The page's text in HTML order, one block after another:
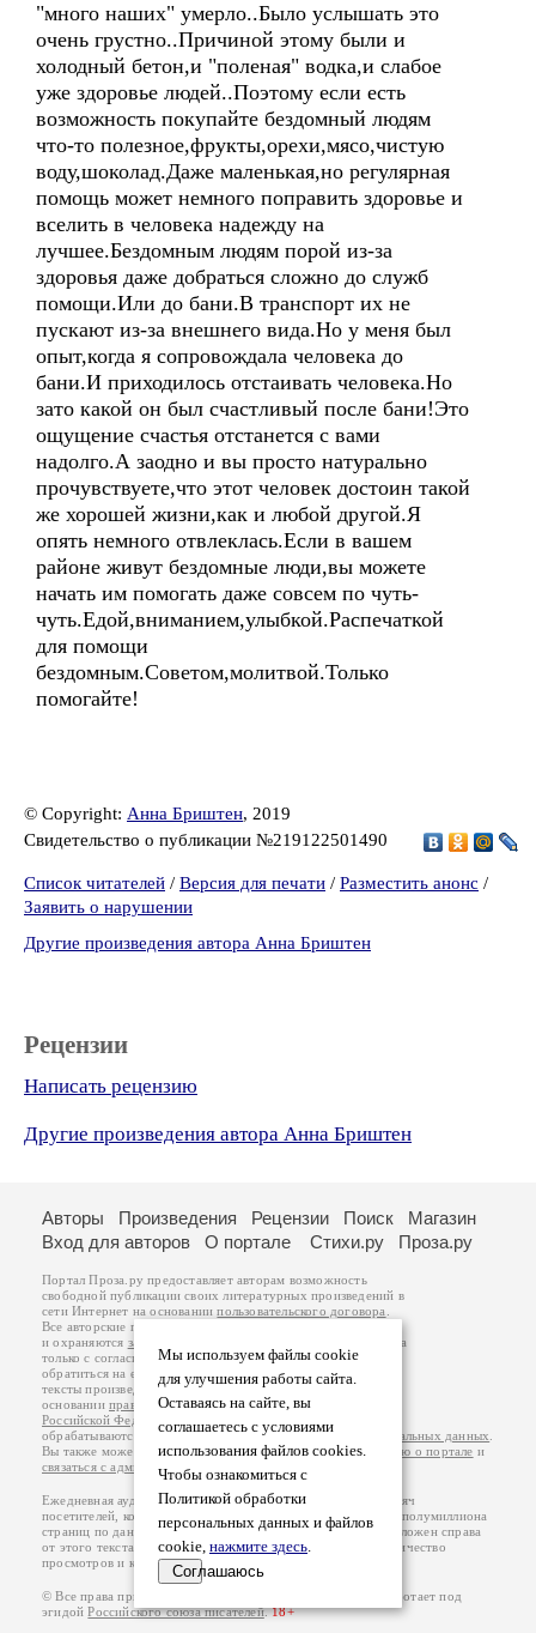
"много наших" умерло..Было услышать это
очень грустно..Причиной этому были и
холодный бетон,и "поленая" водка,и слабое
уже здоровье людей..Поэтому если есть
возможность покупайте бездомный людям
что-то полезное,фрукты,орехи,мясо,чистую
воду,шоколад.Даже маленькая,но регулярная
помощь может немного поправить здоровье и
вселить в человека надежду на
лучшее.Бездомным людям порой из-за
здоровья даже добраться сложно до служб
помощи.Или до бани.В транспорт их не
пускают из-за внешнего вида.Но у меня был
опыт,когда я сопровождала человека до
бани.И приходилось отстаивать человека.Но
зато какой он был счастливый после бани!Это
ощущение счастья отстанется с вами
надолго.А заодно и вы просто натурально
прочувствуете,что этот человек достоин такой
же хорошей жизни,как и любой другой.Я
опять немного отвлеклась.Если в вашем
районе живут бездомные люди,вы можете
начать им помогать даже совсем по чуть-
чуть.Едой,вниманием,улыбкой.Распечаткой
для помощи
бездомным.Советом,молитвой.Только
помогайте!
© Copyright: Анна Бриштен, 2019
Свидетельство о публикации №219122501490
Список читателей / Версия для печати / Разместить анонс /
Заявить о нарушении
Другие произведения автора Анна Бриштен
Рецензии
Написать рецензию
Другие произведения автора Анна Бриштен
Мы используем файлы cookie
для улучшения работы сайта.
Оставаясь на сайте, вы
соглашаетесь с условиями
использования файлов cookies.
Чтобы ознакомиться с
Политикой обработки
персональных данных и файлов
cookie, нажмите здесь.
Соглашаюсь
Авторы Произведения Рецензии Поиск
Магазин
Вход для авторов
О портале Стихи.ру Проза.ру
Портал Проза.ру предоставляет авторам возможность
свободной публикации своих литературных произведений в
сети Интернет на основаниипользовательского договора
Все авторские права на произведения принадлежат авторам
и охраняются законом
. Перепечатка произведений возможна
только с согласия его автора, к которому вы можете
обратиться на его авторской странице. Ответственность за
тексты произведений авторы несут самостоятельно на
основанииправил публикацииизаконодательства
Российской Федерации
обрабатываются на основанииПолитики обработки персональных данных
Вы также можете посмотреть более подробнуюинформацию о портале и
связаться с администрацией
Ежедневная аудитория портала Проза.ру – порядка 100 тысяч
посетителей, которые в общей сумме просматривают более полумиллиона
страниц по данным счетчика посещаемости, который расположен справа
от этого текста. В каждой графе указано по две цифры: количество
просмотров и количество посетителей.
© Все права принадлежат авторам, 2000-2026. Портал работает под
эгидойРоссийского союза писателей.18+